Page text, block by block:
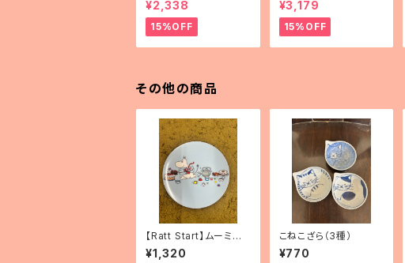
¥2,338
15%OFF
畑）」
¥3,179
15%OFF
その他の商品
【Ratt Start】ムーミン
プレート 「Picknick」
¥1,320
こねこざら（3種）
¥770